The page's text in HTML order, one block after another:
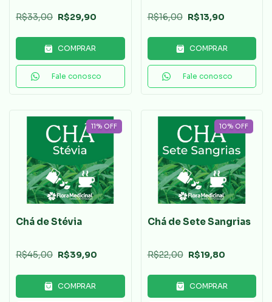
R$33,00 R$29,90
COMPRAR
Fale conosco
R$16,00 R$13,90
COMPRAR
Fale conosco
11% OFF
Chá de Stévia
R$45,00 R$39,90
COMPRAR
10% OFF
Chá de Sete Sangrias
R$22,00 R$19,80
COMPRAR